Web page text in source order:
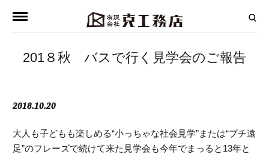
201８秋 バスで行く見学会のご報告
2018.10.20
大人も子どもも楽しめる“小っちゃな社会見学”または“プチ遠
足”のフレーズで続けて来た見学会も今年でまっると13年と